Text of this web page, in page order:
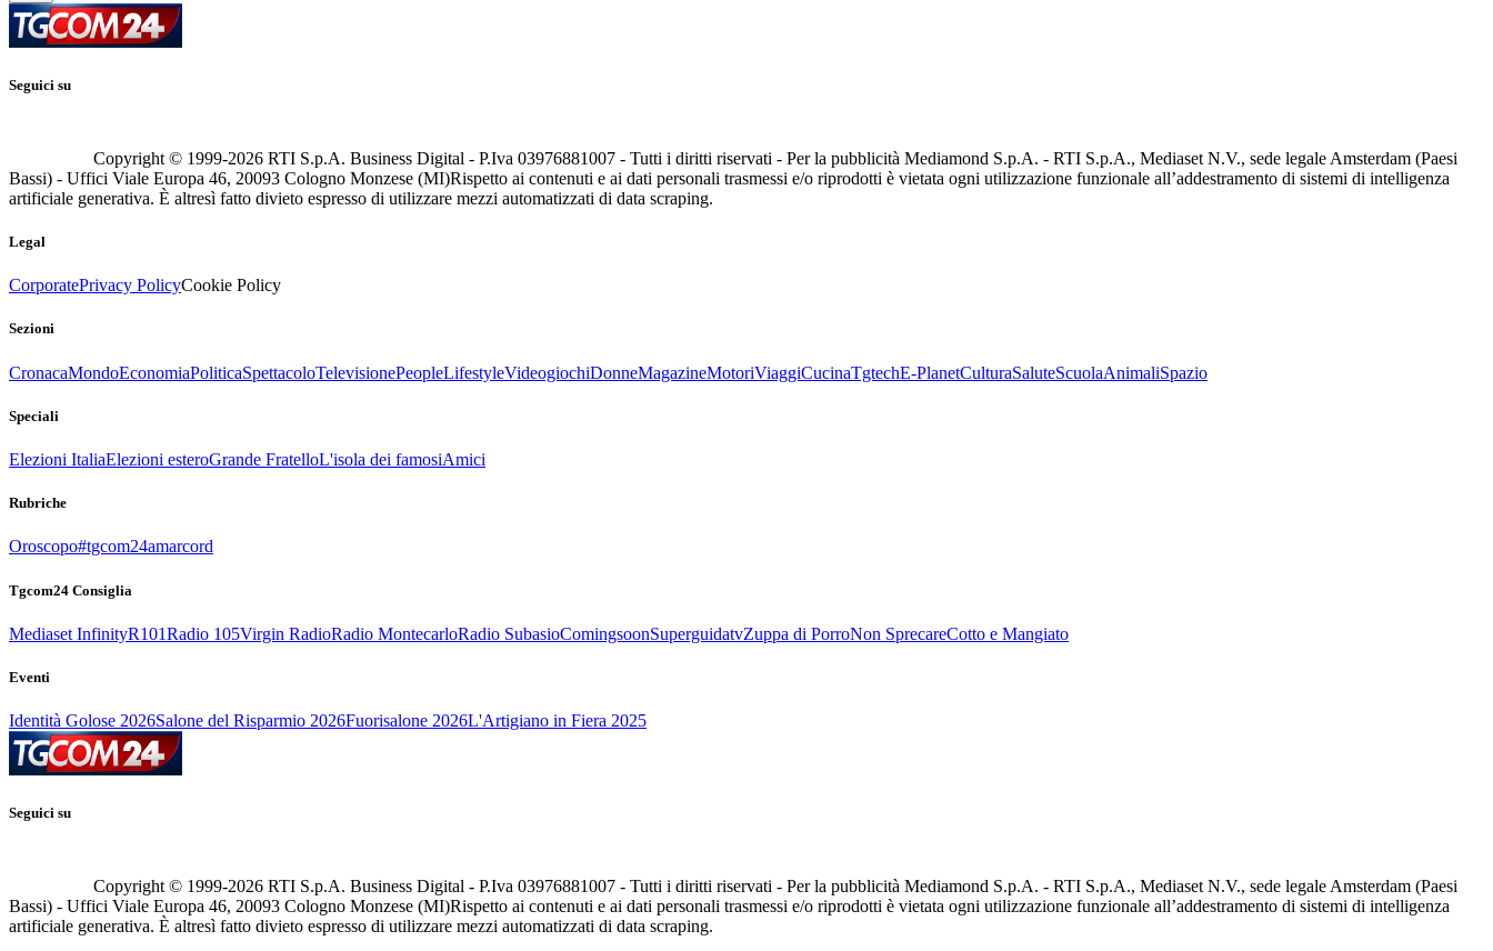
Seguici su
Copyright © 1999-2026 RTI S.p.A. Business Digital - P.Iva 03976881007 - Tutti i diritti riservati - Per la pubblicità Mediamond S.p.A. - RTI S.p.A., Mediaset N.V., sede legale Amsterdam (Paesi
Bassi) - Uffici Viale Europa 46, 20093 Cologno Monzese (MI)Rispetto ai contenuti e ai dati personali trasmessi e/o riprodotti è vietata ogni utilizzazione funzionale all’addestramento di sistemi di intelligenza
artificiale generativa. È altresì fatto divieto espresso di utilizzare mezzi automatizzati di data scraping.
Legal
CorporatePrivacy PolicyCookie Policy
Sezioni
CronacaMondoEconomiaPoliticaSpettacoloTelevisionePeopleLifestyleVideogiochiDonneMagazineMotoriViaggiCucinaTgtechE-PlanetCulturaSaluteScuolaAnimaliSpazio
Speciali
Elezioni ItaliaElezioni esteroGrande FratelloL'isola dei famosiAmici
Rubriche
Oroscopo#tgcom24amarcord
Tgcom24 Consiglia
Mediaset InfinityR101Radio 105Virgin RadioRadio MontecarloRadio SubasioComingsoonSuperguidatvZuppa di PorroNon SprecareCotto e Mangiato
Eventi
Identità Golose 2026Salone del Risparmio 2026Fuorisalone 2026L'Artigiano in Fiera 2025
Seguici su
Copyright © 1999-2026 RTI S.p.A. Business Digital - P.Iva 03976881007 - Tutti i diritti riservati - Per la pubblicità Mediamond S.p.A. - RTI S.p.A., Mediaset N.V., sede legale Amsterdam (Paesi
Bassi) - Uffici Viale Europa 46, 20093 Cologno Monzese (MI)Rispetto ai contenuti e ai dati personali trasmessi e/o riprodotti è vietata ogni utilizzazione funzionale all’addestramento di sistemi di intelligenza
artificiale generativa. È altresì fatto divieto espresso di utilizzare mezzi automatizzati di data scraping.